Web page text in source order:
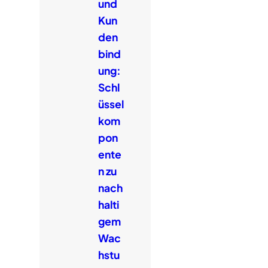
und
Kun
den
bind
ung:
Schl
üssel
kom
pon
ente
n zu
nach
halti
gem
Wac
hstu